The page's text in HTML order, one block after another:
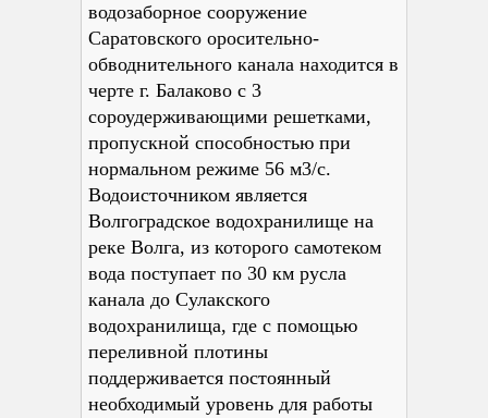
водозаборное сооружение
Саратовского оросительно-
обводнительного канала находится в
черте г. Балаково с 3
сороудерживающими решетками,
пропускной способностью при
нормальном режиме 56 м3/с.
Водоисточником является
Волгоградское водохранилище на
реке Волга, из которого самотеком
вода поступает по 30 км русла
канала до Сулакского
водохранилища, где с помощью
переливной плотины
поддерживается постоянный
необходимый уровень для работы